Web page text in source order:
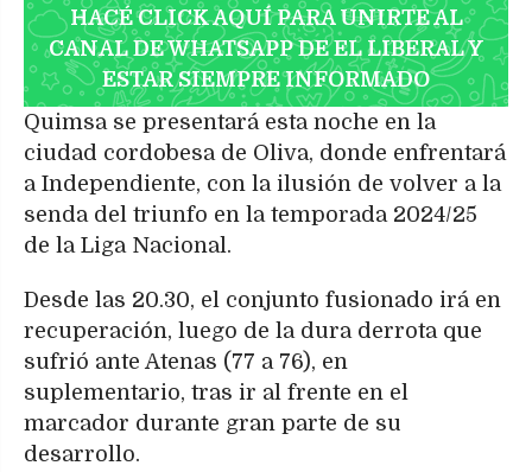
HACÉ CLICK AQUÍ PARA UNIRTE AL
CANAL DE WHATSAPP DE EL LIBERAL Y
ESTAR SIEMPRE INFORMADO
Quimsa se presentará esta noche en la
ciudad cordobesa de Oliva, donde enfrentará
a Independiente, con la ilusión de volver a la
senda del triunfo en la temporada 2024/25
de la Liga Nacional.
Desde las 20.30, el conjunto fusionado irá en
recuperación, luego de la dura derrota que
sufrió ante Atenas (77 a 76), en
suplementario, tras ir al frente en el
marcador durante gran parte de su
desarrollo.